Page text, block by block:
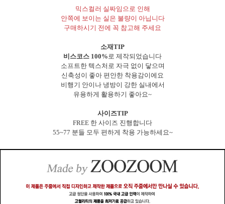
믹스컬러 실짜임으로 인해
안쪽에 보이는 실은 불량이 아닙니다
구매하시기 전에 꼭 참고해 주세요
소재TIP
비스코스 100%로 제작되었습니다
소프트한 텍스처로 자극 없이 닿으며
신축성이 좋아 편안한 착용감이에요
비행기 안이나 냉방이 강한 실내에서
유용하게 활용하기 좋아요~
사이즈TIP
FREE 한 사이즈 진행합니다
55~77 분들 모두 편하게 착용 가능하세요~